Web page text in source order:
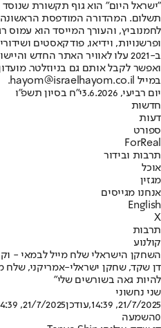
"ישראל היום" הוא גוף תקשורת שנוסד
ופרשנויות, וידיאו, פודקאסטים
ב-2021 עלו לאוויר האתר
ואפשר לקבל אותם גם בניוזלטר.
במייל hayom@israelhayom.co.il.
יום רביעי, 3.6.2026
י"ח בסיון תשפ"ו
חדשות
דעות
ספורט
ForReal
תרבות ובידור
אוכל
מגזין
אנחנו מגייסים
English
X
תרבות
קולנוע
השחקן הישראלי שלח מייל לבמאי -
דן שקד, שחקן ישראלי-אמריקני, שלח
להיות גאה בשורשים שלי"
שני נחשוני
21/7/2025, 14:39
,עודכן21/7/2025, 14:39
0השמעה